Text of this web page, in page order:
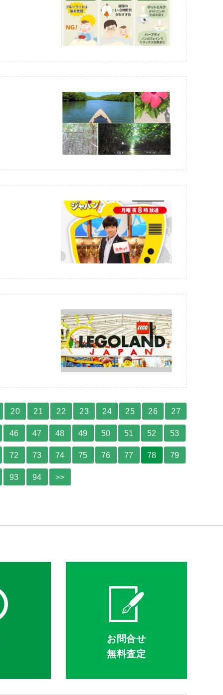
20 21 22 23 24 25 26 27
46 47 48 49 50 51 52 53
72 73 74 75 76 77 78 79
93 94 >>
お問合せ
無料査定